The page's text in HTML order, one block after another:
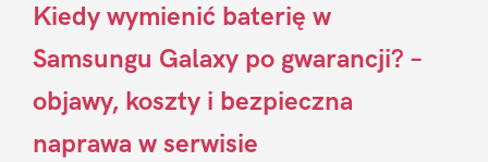
Kiedy wymienić baterię w
Samsungu Galaxy po gwarancji? –
objawy, koszty i bezpieczna
naprawa w serwisie